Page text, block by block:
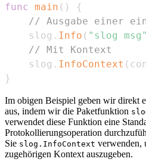
func main ( )
{
// Ausgabe einer
	slog
. Info ( "slog msg"
// Mit Kontext
	slog
. InfoContext (
}
Im obigen Beispiel geben wir direkt
aus, indem wir die Paketfunktion
verwendet diese Funktion eine
Protokollierungsoperation
Sie slog.InfoContext verwenden,
zugehörigen Kontext auszugeben.